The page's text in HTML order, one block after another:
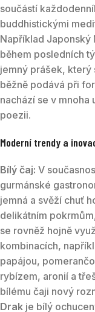
součástí
buddhistickými
Například Japonský
během posledních
jemný prášek, který
běžně podává při
nachází se v
poezii.
Moderní trendy a
Bílý čaj: V
gurmánské
jemná a svěží chuť
delikátním
se rovněž hojně
kombinacích,
papájou,
rybízem, aronií a
bílému čaji nový
Drak je bílý